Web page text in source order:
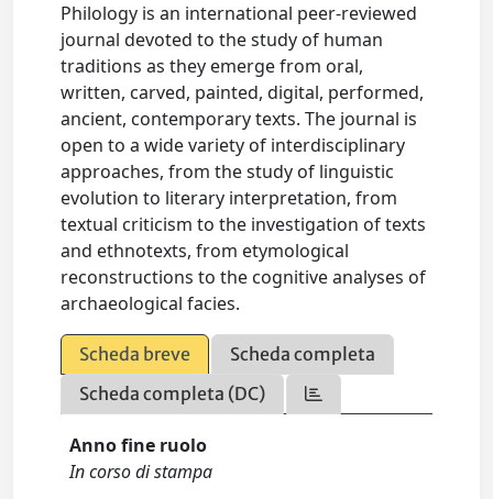
Philology is an international peer-reviewed
journal devoted to the study of human
traditions as they emerge from oral,
written, carved, painted, digital, performed,
ancient, contemporary texts. The journal is
open to a wide variety of interdisciplinary
approaches, from the study of linguistic
evolution to literary interpretation, from
textual criticism to the investigation of texts
and ethnotexts, from etymological
reconstructions to the cognitive analyses of
archaeological facies.
Scheda breve
Scheda completa
Scheda completa (DC)
Anno fine ruolo
In corso di stampa